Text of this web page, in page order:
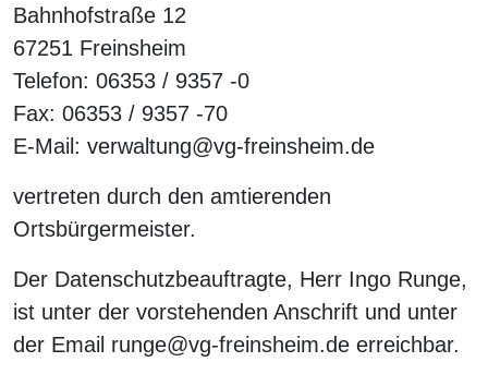
Bahnhofstraße 12
67251 Freinsheim
Telefon: 06353 / 9357 -0
Fax: 06353 / 9357 -70
E-Mail: verwaltung@vg-freinsheim.de
vertreten durch den amtierenden
Ortsbürgermeister.
Der Datenschutzbeauftragte, Herr Ingo Runge,
ist unter der vorstehenden Anschrift und unter
der Email runge@vg-freinsheim.de erreichbar.